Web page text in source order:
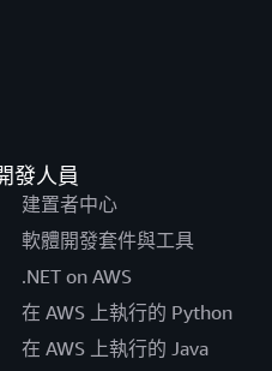
發人員
建置者中心
軟體開發套件與工具
.NET on AWS
在 AWS 上執行的 Python
在 AWS 上執行的 Java